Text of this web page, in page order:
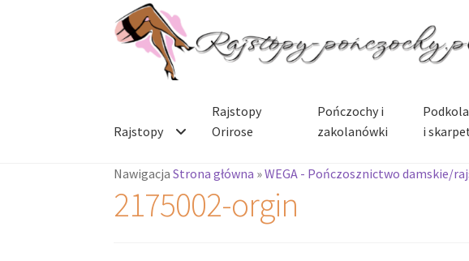
Przejdź
do
nawigacji
Przejdź
do
treści
Rajstopy
Rajstopy
Orirose
Pończochy i
zakolanówki
i
NawigacjaStrona główna »WEGA - Pończosznictwo damskie/
2175002-orgin